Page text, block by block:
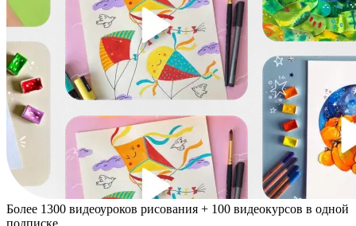
Более 1300 видеоуроков рисования + 100 видеокурсов в одной
подписке